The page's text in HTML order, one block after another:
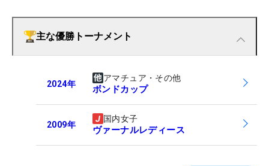
主な優勝トーナメント
2024年
アマチュア・その他
ボンドカップ
2009年
国内女子
ヴァーナルレディース